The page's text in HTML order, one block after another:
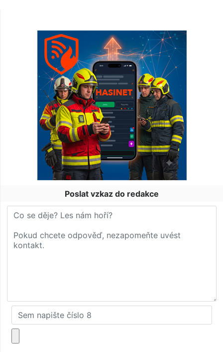
Poslat vzkaz do redakce